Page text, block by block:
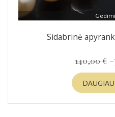
Sidabrinė
140,00 €
DAUGIAU